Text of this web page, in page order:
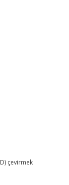
çevirmek